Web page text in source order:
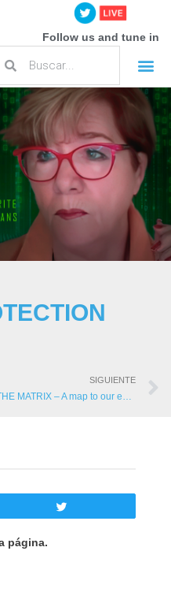
Follow us and tune in
SIGUIENTE
THE MATRIX – A map to our enslavement
página.